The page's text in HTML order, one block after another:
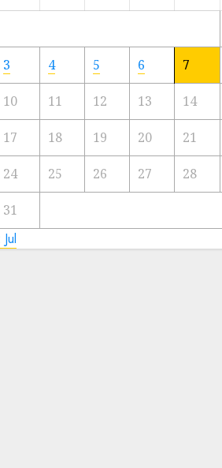
3 4 5 6 7
10 11 12 13 14
17 18 19 20 21
24 25 26 27 28
31